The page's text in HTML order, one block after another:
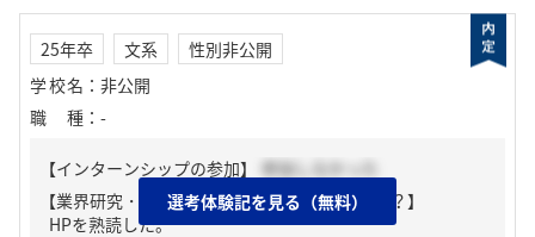
25年卒 文系
性別非公開
学校名 ： 非公開
職種 ： -
【インターンシップの参加】
参加しなかった
【業界研究・企業研究はどんな風にしましたか？】
HPを熟読した。
選考体験記を見る（無料）